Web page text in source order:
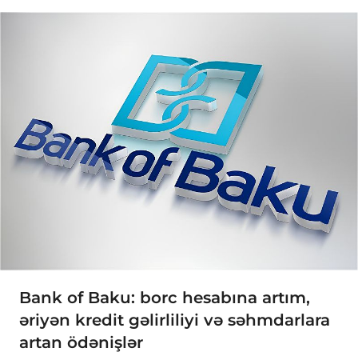
Bank of Baku: borc hesabına artım,
əriyən kredit gəlirliliyi və səhmdarlara
artan ödənişlər